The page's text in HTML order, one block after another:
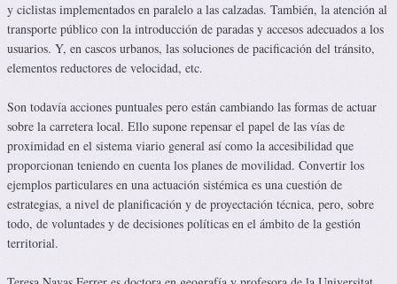
y ciclistas implementados en paralelo a las calzadas. También, la atención al
transporte público con la introducción de paradas y accesos adecuados a los
usuarios. Y, en cascos urbanos, las soluciones de pacificación del tránsito,
elementos reductores de velocidad, etc.
Son todavía acciones puntuales pero están cambiando las formas de actuar
sobre la carretera local. Ello supone repensar el papel de las vías de
proximidad en el sistema viario general así como la accesibilidad que
proporcionan teniendo en cuenta los planes de movilidad. Convertir los
ejemplos particulares en una actuación sistémica es una cuestión de
estrategias, a nivel de planificación y de proyectación técnica, pero, sobre
todo, de voluntades y de decisiones políticas en el ámbito de la gestión
territorial.